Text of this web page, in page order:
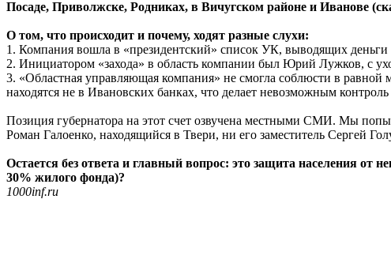
Посаде, Приволжске, Родниках, в Вичугском районе и Иванове
О том, что происходит и почему, ходят разные слухи:
1. Компания вошла в «президентский» список УК, выводящих
2. Инициатором «захода» в область компании был Юрий Лужков, с
3. «Областная управляющая компания» не смогла соблюсти в равной
находятся не в Ивановских банках, что делает невозможным контроль
Позиция губернатора на этот счет озвучена местными СМИ. Мы
Роман Галоенко, находящийся в Твери, ни его заместитель Сергей
Остается без ответа и главный вопрос: это защита населения
30% жилого фонда)?
1000inf.ru